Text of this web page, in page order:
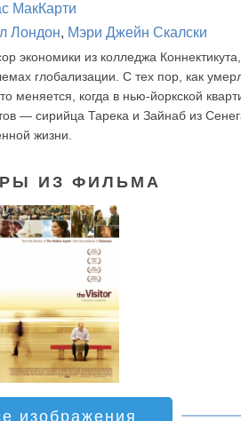
МакКарти
Лондон, Мэри Джейн Скалски
экономики из колледжа
глобализации. С тех пор, как
меняется, когда в нью-йоркской
— сирийца Тарека и Зайнаб из
жизни.
ИЗ ФИЛЬМА
изображения